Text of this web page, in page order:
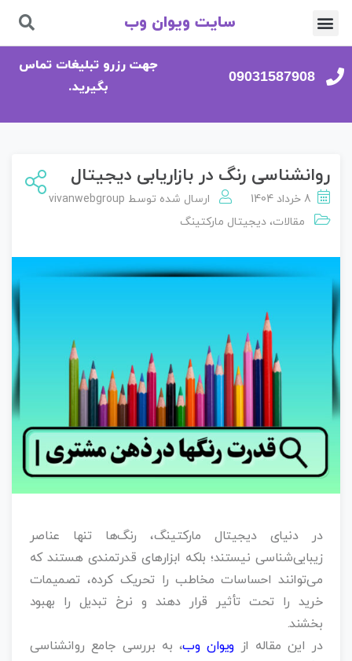
سایت ویوان وب
09031587908
جهت رزرو تبلیغات تماس
بگیرید.
روانشناسی رنگ در بازاریابی دیجیتال
8 خرداد 1404 ارسال شده توسط vivanwebgroup
مقالات، دیجیتال مارکتینگ
در دنیای دیجیتال مارکتینگ، رنگ‌ها تنها عناصر
زیبایی‌شناسی نیستند؛ بلکه ابزارهای قدرتمندی هستند که
می‌توانند احساسات مخاطب را تحریک کرده، تصمیمات
خرید را تحت تأثیر قرار دهند و نرخ تبدیل را بهبود
بخشند.
در این مقاله از ویوان وب، به بررسی جامع روانشناسی